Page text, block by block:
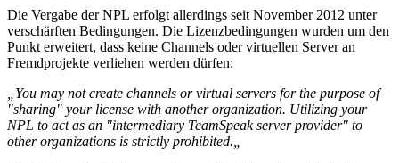
Die Vergabe der NPL erfolgt allerdings seit November 2012 unter
verschärften Bedingungen. Die Lizenzbedingungen wurden um den
Punkt erweitert, dass keine Channels oder virtuellen Server an
Fremdprojekte verliehen werden dürfen:
„You may not create channels or virtual servers for the purpose of
"sharing" your license with another organization. Utilizing your
NPL to act as an "intermediary TeamSpeak server provider" to
other organizations is strictly prohibited.„